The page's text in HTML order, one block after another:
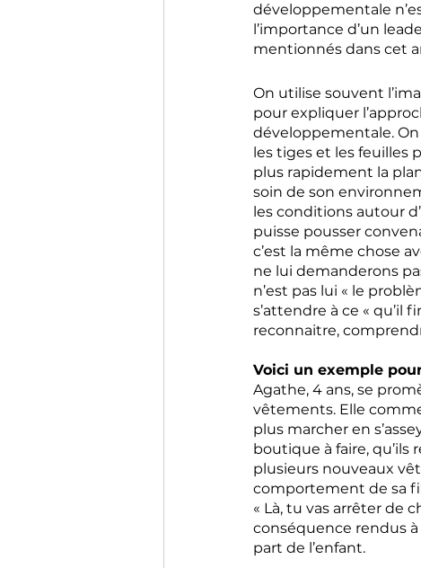
développementale
l’importance d’un
mentionnés dans cet
On utilise souvent
pour expliquer
développementale.
les tiges et les feuilles
plus rapidement la
soin de son
les conditions autour
puisse pousser
c’est la même chose
ne lui demanderons
n’est pas lui « le
s’attendre à ce « qu’il
reconnaitre,
Voici un exemple
Agathe, 4 ans, se
vêtements. Elle
plus marcher en
boutique à faire, qu’ils
plusieurs nouveaux
comportement de sa
« Là, tu vas arrêter de
conséquence rendus à
part de l’enfant.